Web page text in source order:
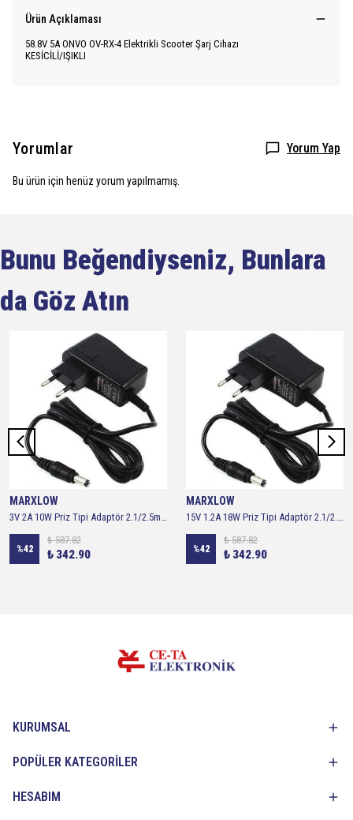
Ürün Açıklaması
58.8V 5A ONVO OV-RX-4 Elektrikli Scooter Şarj Cihazı
KESİCİLİ/IŞIKLI
Yorumlar Yorum Yap
Bu ürün için henüz yorum yapılmamış.
Bunu Beğendiyseniz, Bunlara
da Göz Atın
MARXLOW
3V 2A 10W Priz Tipi Adaptör 2.1/2.5mm - 3 Volt 2 Amper Adaptör
%42
₺ 587.82
₺ 342.90
MARXLOW
15V 1.2A 18W Priz Tipi Adaptör 2.1/2.5mm - 15 Volt 1.2 Amper Adaptör
%42
₺ 587.82
₺ 342.90
KURUMSAL
POPÜLER KATEGORİLER
HESABIM